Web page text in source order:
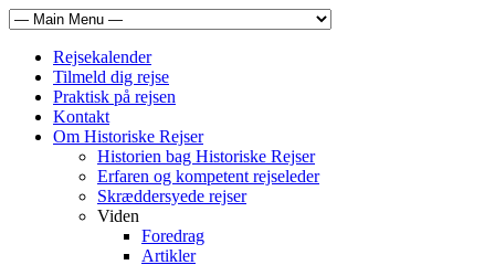
Rejsekalender
Tilmeld dig rejse
Praktisk på rejsen
Kontakt
Om Historiske Rejser
Historien bag Historiske Rejser
Erfaren og kompetent rejseleder
Skræddersyede rejser
Viden
Foredrag
Artikler